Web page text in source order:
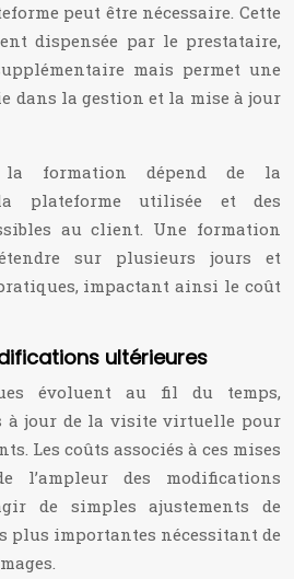
peut être nécessaire. Cette
dispensée par le prestataire,
mais permet une
dans la gestion et la mise à jour
formation dépend de la
plateforme utilisée et des
au client. Une formation
sur plusieurs jours et
impactant ainsi le coût
ultérieures
évoluent au fil du temps,
à jour de la visite virtuelle pour
Les coûts associés à ces mises
l’ampleur des modifications
de simples ajustements de
plus importantes nécessitant de